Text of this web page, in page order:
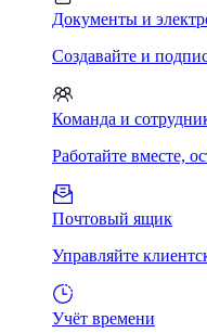
Документы и
Создавайте и
Команда и
Работайте вместе,
Почтовый ящик
Управляйте
Учёт времени